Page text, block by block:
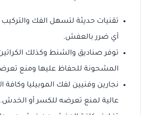
تقنيات حديثة لتسهل الفك
أي ضرر بالعفش.
توفر صناديق والشنط وكذلك
المشحونة للحفاظ عليها ومنع
نجارين وفنيين لفك الموبيليا وكافة
عالية لمنع تعرضه للكسر أو الخدش.